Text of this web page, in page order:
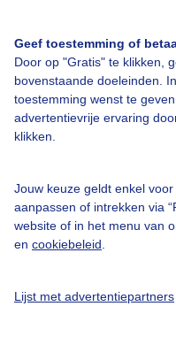
Geef toestemming of
Door op "Gratis" te klikken,
bovenstaande doeleinden.
toestemming wenst te
advertentievrije ervaring
klikken.
Jouw keuze geldt enkel
aanpassen of intrekken via
website of in het menu van
en cookiebeleid
Lijst met advertentiepartners
Gebruikersvoorwaarden
Adverteren
Buienradar Team
Privacy beleid
Privacy instellingen
Gratis weerdata
Buienradar